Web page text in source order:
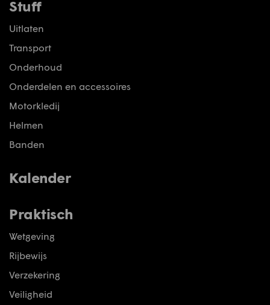
Stuff
Uitlaten
Transport
Onderhoud
Onderdelen en accessoires
Motorkledij
Helmen
Banden
Kalender
Praktisch
Wetgeving
Rijbewijs
Verzekering
Veiligheid